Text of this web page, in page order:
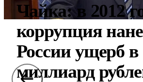
Чайка: в 2012
коррупция
России ущерб в
миллиард